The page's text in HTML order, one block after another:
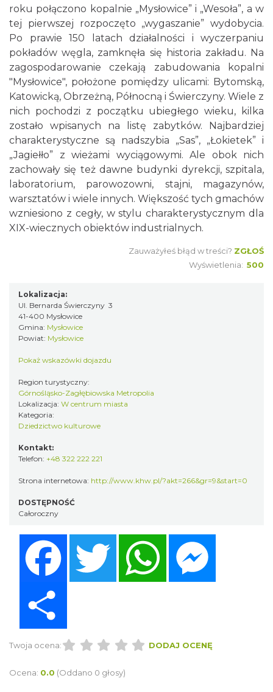
roku połączono kopalnie „Mysłowice” i „Wesoła”, a w
tej pierwszej rozpoczęto „wygaszanie” wydobycia.
Po prawie 150 latach działalności i wyczerpaniu
pokładów węgla, zamknęła się historia zakładu. Na
zagospodarowanie czekają zabudowania kopalni
"Mysłowice", położone pomiędzy ulicami: Bytomską,
Katowicką, Obrzeżną, Północną i Świerczyny. Wiele z
nich pochodzi z początku ubiegłego wieku, kilka
zostało wpisanych na listę zabytków. Najbardziej
charakterystyczne są nadszybia „Sas”, „Łokietek” i
„Jagiełło” z wieżami wyciągowymi. Ale obok nich
zachowały się też dawne budynki dyrekcji, szpitala,
laboratorium, parowozowni, stajni, magazynów,
warsztatów i wiele innych. Większość tych gmachów
wzniesiono z cegły, w stylu charakterystycznym dla
XIX-wiecznych obiektów industrialnych.
Zauważyłeś błąd w treści? ZGŁOŚ
Wyświetlenia: 500
Lokalizacja:
Ul. Bernarda Świerczyny 3
41-400 Mysłowice
Gmina: Mysłowice
Powiat: Mysłowice
Pokaż wskazówki dojazdu
Region turystyczny:
Górnośląsko-Zagłębiowska Metropolia
Lokalizacja: W centrum miasta
Kategoria:
Dziedzictwo kulturowe
Kontakt:
Telefon: +48 322 222 221
Strona internetowa: http://www.khw.pl/?akt=266&gr=9&start=0
DOSTĘPNOŚĆ
Całoroczny
Twitter WhatsApp
Twoja ocena: DODAJ OCENĘ
Ocena: 0.0 (Oddano 0 głosy)